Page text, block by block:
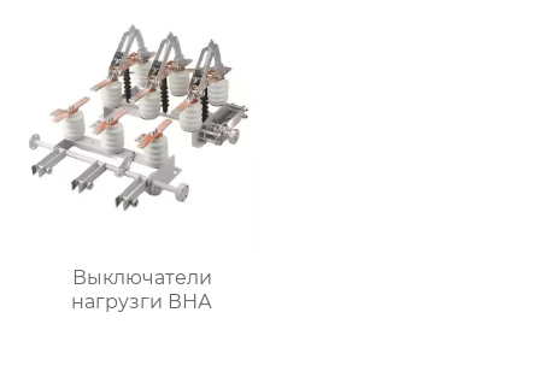
Выключатели
нагрузги ВНА